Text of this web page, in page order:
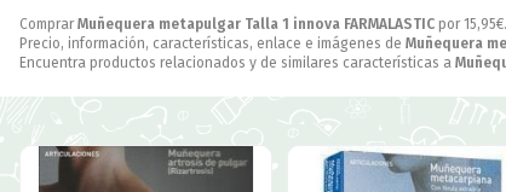
Comprar Muñequera metapulgar Talla 1 innova FARMALASTIC por 15,95€
Precio, información, características, enlace e imágenes de Muñequera
Encuentra productos relacionados y de similares características a